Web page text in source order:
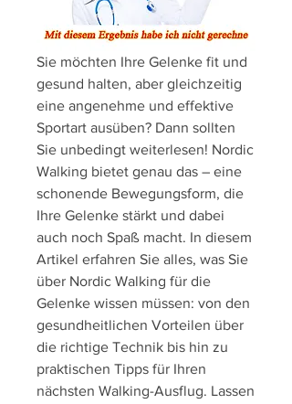
Sie möchten Ihre Gelenke fit und
gesund halten, aber gleichzeitig
eine angenehme und effektive
Sportart ausüben? Dann sollten
Sie unbedingt weiterlesen! Nordic
Walking bietet genau das – eine
schonende Bewegungsform, die
Ihre Gelenke stärkt und dabei
auch noch Spaß macht. In diesem
Artikel erfahren Sie alles, was Sie
über Nordic Walking für die
Gelenke wissen müssen: von den
gesundheitlichen Vorteilen über
die richtige Technik bis hin zu
praktischen Tipps für Ihren
nächsten Walking-Ausflug. Lassen